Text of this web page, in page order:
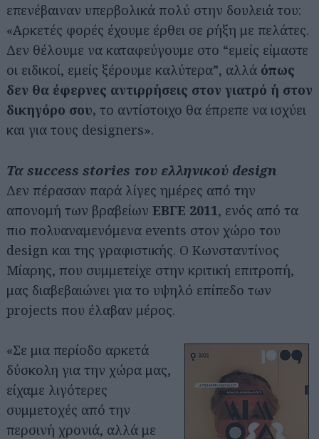
επενέβαιναν υπερβολικά πολύ στην δουλειά του:
«Αρκετές φορές έχουμε έρθει σε ρήξη με πελάτες.
Δεν θέλουμε να καταφεύγουμε στο “εμείς είμαστε
οι ειδικοί, εμείς ξέρουμε καλύτερα”, αλλά όπως
δεν θα έφερνες αντιρρήσεις στον γιατρό ή στον
δικηγόρο σου, το αντίστοιχο θα έπρεπε να ισχύει
και για τους designers».
Τα success stories του ελληνικού design
Δεν πέρασαν παρά λίγες ημέρες από την
απονομή των βραβείων ΕΒΓΕ 2011, ενός από τα
πιο πολυαναμενόμενα events στον χώρο του
design και της γραφιστικής. Ο Κωνσταντίνος
Μίαρης, που συμμετείχε στην κριτική επιτροπή,
μας διαβεβαιώνει για το υψηλό επίπεδο των
projects που έλαβαν μέρος.
«Σε μια περίοδο αρκετά
δύσκολη για την χώρα μας,
είχαμε λιγότερες
συμμετοχές από την
περσινή χρονιά, αλλά με